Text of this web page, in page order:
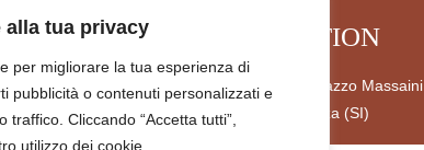
alla tua privacy
per migliorare la tua esperienza di
pubblicità o contenuti personalizzati e
traffico. Cliccando “Accetta tutti”,
utilizzo dei cookie.
LOCATION
Località Palazzo Massaini
53026 Pienza (SI)